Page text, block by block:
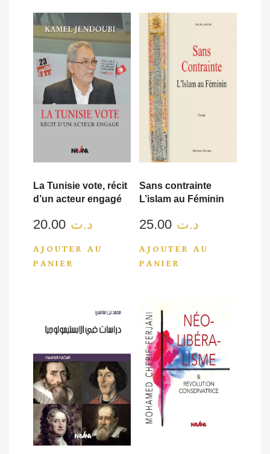
La Tunisie vote, récit
d’un acteur engagé
د.ت
AJOUTER AU
PANIER
Sans contrainte
L’islam au Féminin
د.ت 25.00
AJOUTER AU
PANIER